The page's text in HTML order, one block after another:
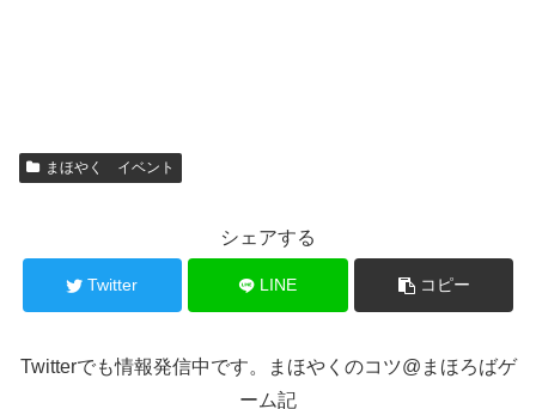
まほやく イベント
シェアする
Twitter LINE コピー
Twitterでも情報発信中です。まほやくのコツ@まほろばゲ
ーム記